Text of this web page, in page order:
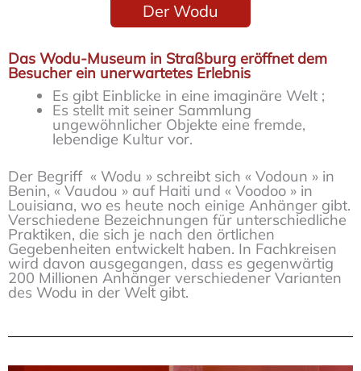
Der Wodu
Das Wodu-Museum in Straßburg eröffnet dem
Besucher ein unerwartetes Erlebnis
Es gibt Einblicke in eine imaginäre Welt ;
Es stellt mit seiner Sammlung
ungewöhnlicher Objekte eine fremde,
lebendige Kultur vor.
Der Begriff « Wodu » schreibt sich « Vodoun » in
Benin, « Vaudou » auf Haiti und « Voodoo » in
Louisiana, wo es heute noch einige Anhänger gibt.
Verschiedene Bezeichnungen für unterschiedliche
Praktiken, die sich je nach den örtlichen
Gegebenheiten entwickelt haben. In Fachkreisen
wird davon ausgegangen, dass es gegenwärtig
200 Millionen Anhänger verschiedener Varianten
des Wodu in der Welt gibt.